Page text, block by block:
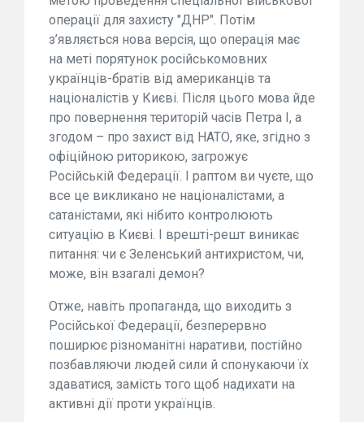
операції для захисту "ДНР". Потім
з’являється нова версія, що операція має
на меті порятунок російськомовних
українців-братів від американців та
націоналістів у Києві. Після цього мова йде
про повернення територій часів Петра І, а
згодом – про захист від НАТО, яке, згідно з
офіційною риторикою, загрожує
Російській Федерації. І раптом ви чуєте, що
все це викликано не націоналістами, а
сатаністами, які нібито контролюють
ситуацію в Києві. І врешті-решт виникає
питання: чи є Зеленський антихристом, чи,
може, він взагалі демон?
Отже, навіть пропаганда, що виходить з
Російської Федерації, безперервно
поширює різноманітні наративи, постійно
позбавляючи людей сили й спонукаючи їх
здаватися, замість того щоб надихати на
активні дії проти українців.